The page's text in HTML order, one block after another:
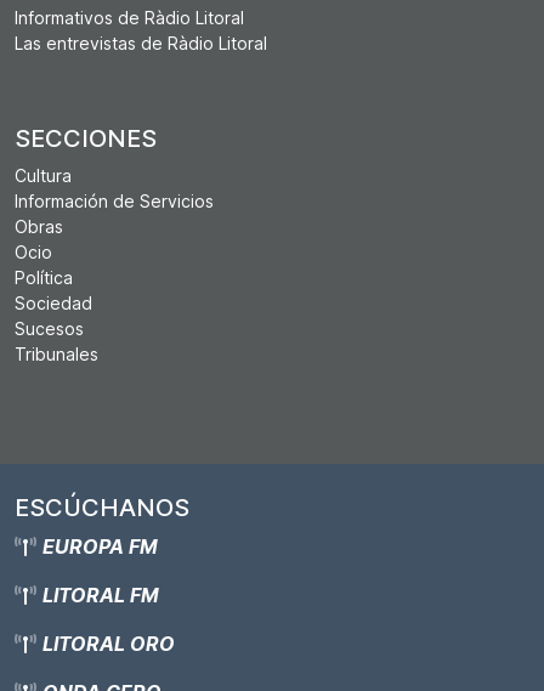
Informativos de Ràdio Litoral
Las entrevistas de Ràdio Litoral
SECCIONES
Cultura
Información de Servicios
Obras
Ocio
Política
Sociedad
Sucesos
Tribunales
ESCÚCHANOS
EUROPA FM
LITORAL FM
LITORAL ORO